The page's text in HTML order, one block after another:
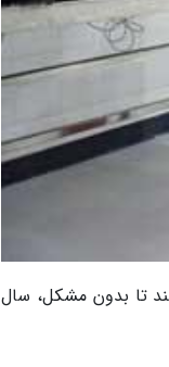
تا بدون مشکل، سال